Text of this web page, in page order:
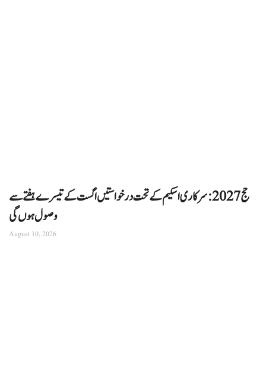
حج 2027: سرکاری اسکیم کے تحت درخواستیں اگست کے تیسرے ہفتے سے
وصول ہوں گی
August 10, 2026